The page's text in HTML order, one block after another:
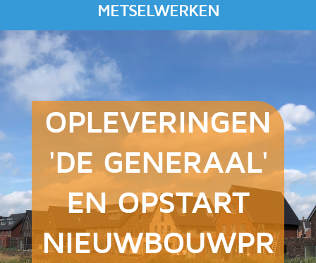
METSELWERKEN
OPLEVERINGEN
'DE GENERAAL'
EN OPSTART
NIEUWBOUWPR